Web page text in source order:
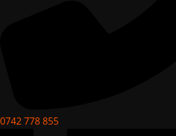
0742 778 855